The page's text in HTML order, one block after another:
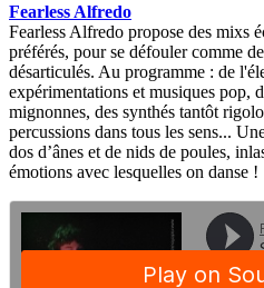
Fearless Alfredo
Fearless Alfredo propose des mixs
préférés, pour se défouler comme
désarticulés. Au programme : de
expérimentations et musiques pop,
mignonnes, des synthés tantôt
percussions dans tous les sens...
dos d’ânes et de nids de poules,
émotions avec lesquelles on danse !